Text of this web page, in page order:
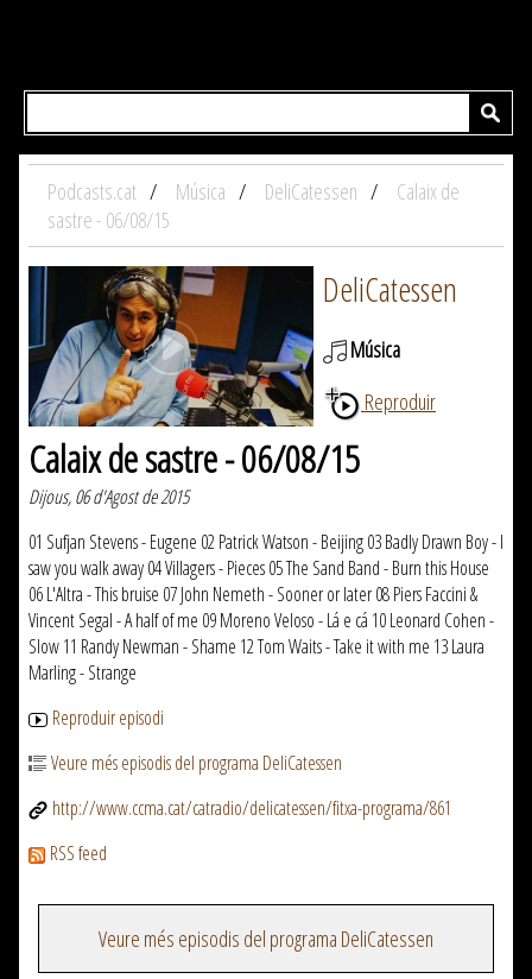
Podcasts.cat Música DeliCatessen
Calaix de
sastre - 06/08/15
DeliCatessen
Música
Reproduir
Calaix de sastre - 06/08/15
Dijous, 06 d'Agost de 2015
01 Sufjan Stevens - Eugene 02 Patrick Watson - Beijing 03 Badly Drawn Boy - I
saw you walk away 04 Villagers - Pieces 05 The Sand Band - Burn this House
06 L'Altra - This bruise 07 John Nemeth - Sooner or later 08 Piers Faccini &
Vincent Segal - A half of me 09 Moreno Veloso - Lá e cá 10 Leonard Cohen -
Slow 11 Randy Newman - Shame 12 Tom Waits - Take it with me 13 Laura
Marling - Strange
Reproduir episodi
Veure més episodis del programa DeliCatessen
http://www.ccma.cat/catradio/delicatessen/fitxa-programa/861
RSS feed
Veure més episodis del programa DeliCatessen